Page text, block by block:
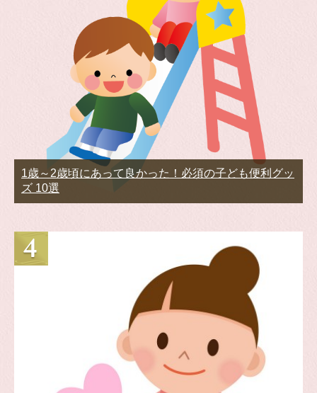
1歳～2歳頃にあって良かった！必須の子ども便利グッ
ズ 10選